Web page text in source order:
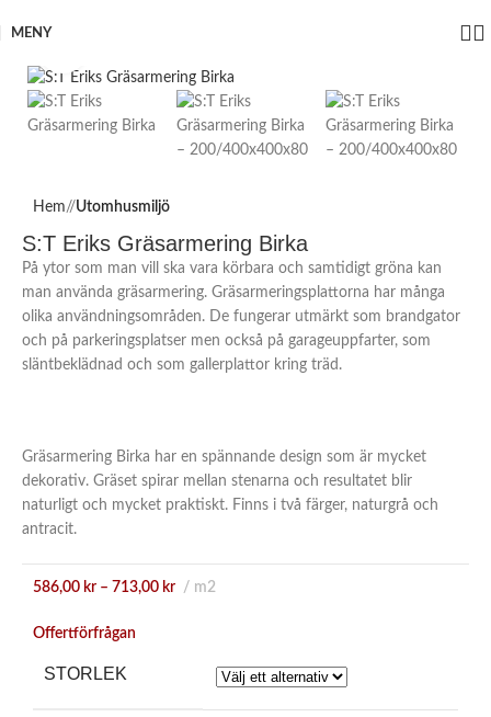
MENY
Hem/ Utomhusmiljö
S:T Eriks Gräsarmering Birka
På ytor som man vill ska vara körbara och samtidigt gröna kan
man använda gräsarmering. Gräsarmeringsplattorna har många
olika användningsområden. De fungerar utmärkt som brandgator
och på parkeringsplatser men också på garageuppfarter, som
släntbeklädnad och som gallerplattor kring träd.
Gräsarmering Birka har en spännande design som är mycket
dekorativ. Gräset spirar mellan stenarna och resultatet blir
naturligt och mycket praktiskt. Finns i två färger, naturgrå och
antracit.
586,00 kr – 713,00 kr m2
Offertförfrågan
STORLEK